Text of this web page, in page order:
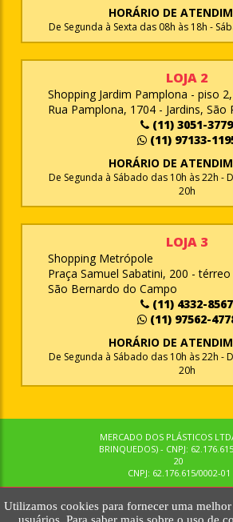
Utilizamos cookies para fornecer uma
HORÁRIO DE
De Segunda à Sexta das 08h às 18h -
LOJA 2
Shopping Jardim Pamplona - piso 2,
Rua Pamplona, 1704 - Jardins, São
(11) 3051-3779
(11) 97133-
HORÁRIO DE
De Segunda à Sábado das 10h às 22h -
20h
LOJA 3
Shopping Metrópole
Praça Samuel Sabatini, 200 - térreo
São Bernardo do Campo
(11) 4332-8567
(11) 97562-
HORÁRIO DE
De Segunda à Sábado das 10h às 22h -
20h
MERCADO DOS PLÁSTICOS
BRINQUEDOS) - CNPJ:
20
CNPJ: 62.176.615/0002-01
© MPBRINQUEDOS. TODOS OS DIREITOS